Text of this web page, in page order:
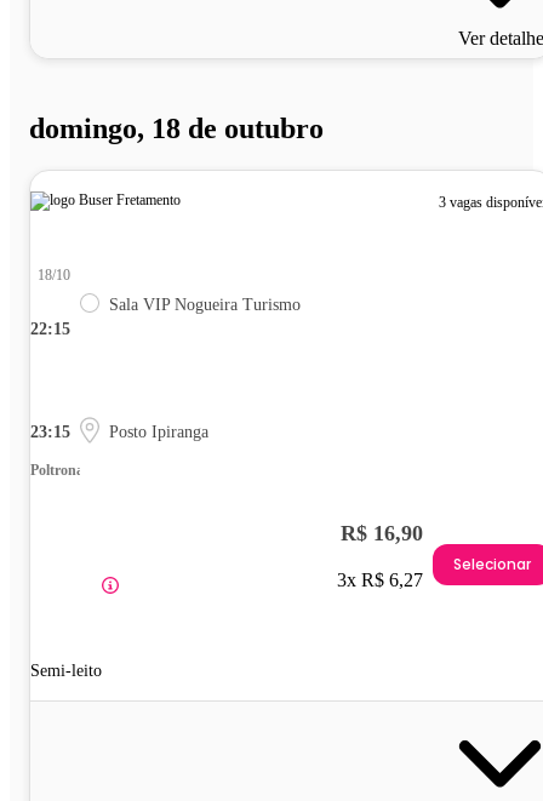
Ver
domingo, 18 de outubro
3 vagas
22:15
18/10
Sala VIP Nogueira Turismo
23:15 Posto Ipiranga
Poltrona
Semi-leito
R$ 16,90
3x R$ 6,27
Selecionar